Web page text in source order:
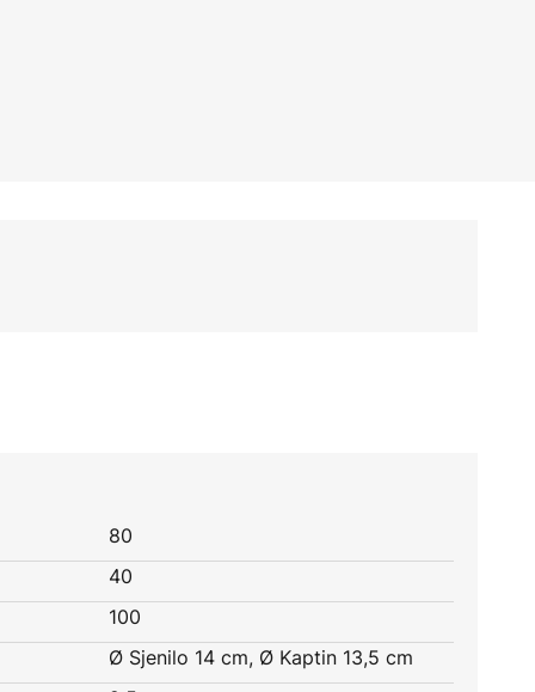
80
40
100
Ø Sjenilo 14 cm, Ø Kaptin 13,5 cm